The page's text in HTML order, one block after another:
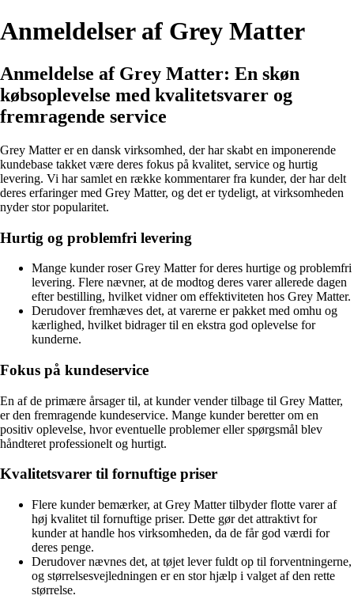
Anmeldelser af Grey Matter
Anmeldelse af Grey Matter: En skøn
købsoplevelse med kvalitetsvarer og
fremragende service
Grey Matter er en dansk virksomhed, der har skabt en imponerende
kundebase takket være deres fokus på kvalitet, service og hurtig
levering. Vi har samlet en række kommentarer fra kunder, der har delt
deres erfaringer med Grey Matter, og det er tydeligt, at virksomheden
nyder stor popularitet.
Hurtig og problemfri levering
Mange kunder roser Grey Matter for deres hurtige og problemfri
levering. Flere nævner, at de modtog deres varer allerede dagen
efter bestilling, hvilket vidner om effektiviteten hos Grey Matter.
Derudover fremhæves det, at varerne er pakket med omhu og
kærlighed, hvilket bidrager til en ekstra god oplevelse for
kunderne.
Fokus på kundeservice
En af de primære årsager til, at kunder vender tilbage til Grey Matter,
er den fremragende kundeservice. Mange kunder beretter om en
positiv oplevelse, hvor eventuelle problemer eller spørgsmål blev
håndteret professionelt og hurtigt.
Kvalitetsvarer til fornuftige priser
Flere kunder bemærker, at Grey Matter tilbyder flotte varer af
høj kvalitet til fornuftige priser. Dette gør det attraktivt for
kunder at handle hos virksomheden, da de får god værdi for
deres penge.
Derudover nævnes det, at tøjet lever fuldt op til forventningerne,
og størrelsesvejledningen er en stor hjælp i valget af den rette
størrelse.